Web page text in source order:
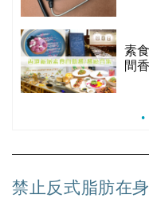
素
間
禁止反式脂肪在身